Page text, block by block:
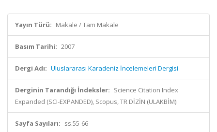
Yayın Türü: Makale / Tam Makale
Basım Tarihi: 2007
Dergi Adı: Uluslararası Karadeniz İncelemeleri Dergisi
Derginin Tarandığı İndeksler: Science Citation Index
Expanded (SCI-EXPANDED), Scopus, TR DİZİN (ULAKBİM)
Sayfa Sayıları: ss.55-66